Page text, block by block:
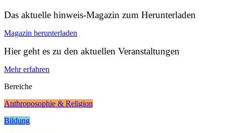
Das aktuelle hinweis-Magazin zum Herunterladen
Magazin herunterladen
Hier geht es zu den aktuellen Veranstaltungen
Mehr erfahren
Bereiche
Anthroposophie & Religion
Bildung